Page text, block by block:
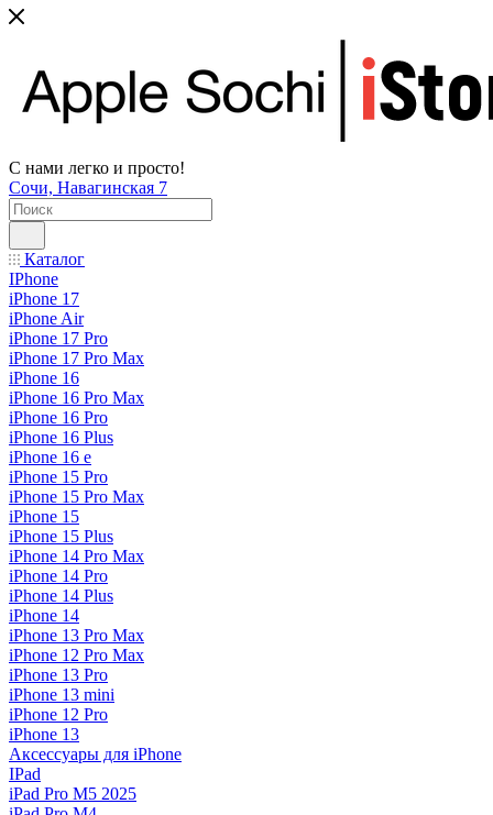
С нами легко и просто!
Сочи, Навагинская 7
Каталог
IPhone
iPhone 17
iPhone Air
iPhone 17 Pro
iPhone 17 Pro Max
iPhone 16
iPhone 16 Pro Max
iPhone 16 Pro
iPhone 16 Plus
iPhone 16 e
iPhone 15 Pro
iPhone 15 Pro Max
iPhone 15
iPhone 15 Plus
iPhone 14 Pro Max
iPhone 14 Pro
iPhone 14 Plus
iPhone 14
iPhone 13 Pro Max
iPhone 12 Pro Max
iPhone 13 Pro
iPhone 13 mini
iPhone 12 Pro
iPhone 13
Аксессуары для iPhone
IPad
iPad Pro M5 2025